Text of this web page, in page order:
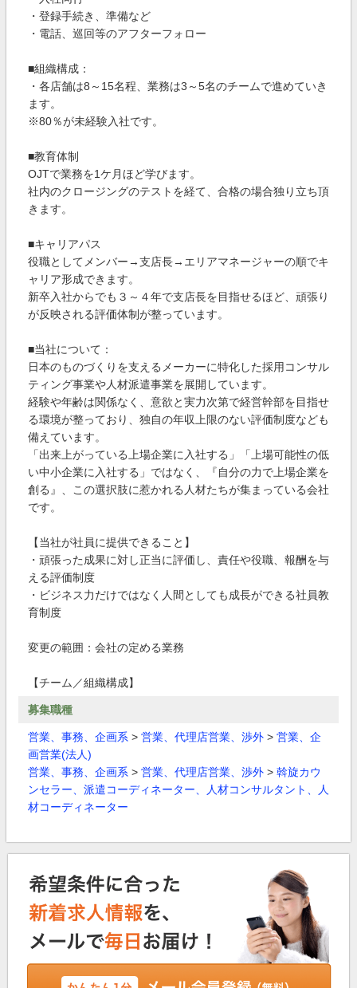
・登録手続き、準備など
・電話、巡回等のアフターフォロー
■組織構成：
・各店舗は8～15名程、業務は3～5名のチームで進めていき
ます。
※80％が未経験入社です。
■教育体制
OJTで業務を1ケ月ほど学びます。
社内のクロージングのテストを経て、合格の場合独り立ち頂
きます。
■キャリアパス
役職としてメンバー→支店長→エリアマネージャーの順でキ
ャリア形成できます。
新卒入社からでも３～４年で支店長を目指せるほど、頑張り
が反映される評価体制が整っています。
■当社について：
日本のものづくりを支えるメーカーに特化した採用コンサル
ティング事業や人材派遣事業を展開しています。
経験や年齢は関係なく、意欲と実力次第で経営幹部を目指せ
る環境が整っており、独自の年収上限のない評価制度なども
備えています。
「出来上がっている上場企業に入社する」「上場可能性の低
い中小企業に入社する」ではなく、『自分の力で上場企業を
創る』、この選択肢に惹かれる人材たちが集まっている会社
です。
【当社が社員に提供できること】
・頑張った成果に対し正当に評価し、責任や役職、報酬を与
える評価制度
・ビジネス力だけではなく人間としても成長ができる社員教
育制度
変更の範囲：会社の定める業務
【チーム／組織構成】
募集職種
営業、事務、企画系 > 営業、代理店営業、渉外 > 営業、企
画営業(法人)
営業、事務、企画系 > 営業、代理店営業、渉外 > 斡旋カウ
ンセラー、派遣コーディネーター、人材コンサルタント、人
材コーディネーター